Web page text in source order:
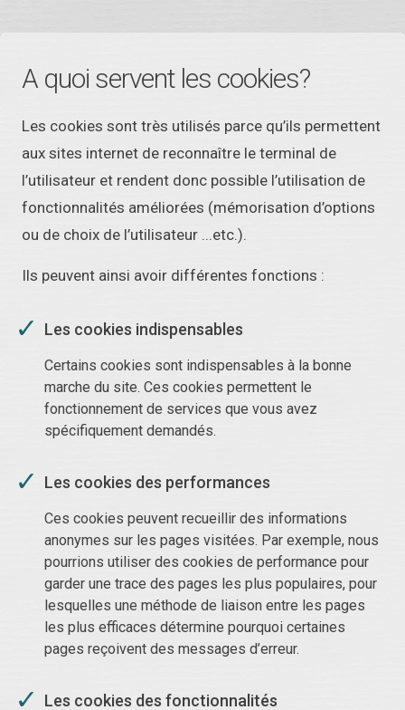
A quoi servent les cookies?
Les cookies sont très utilisés parce qu’ils permettent
aux sites internet de reconnaître le terminal de
l’utilisateur et rendent donc possible l’utilisation de
fonctionnalités améliorées (mémorisation d’options
ou de choix de l’utilisateur ...etc.).
Ils peuvent ainsi avoir différentes fonctions :
Les cookies indispensables
Certains cookies sont indispensables à la bonne
marche du site. Ces cookies permettent le
fonctionnement de services que vous avez
spécifiquement demandés.
Les cookies des performances
Ces cookies peuvent recueillir des informations
anonymes sur les pages visitées. Par exemple, nous
pourrions utiliser des cookies de performance pour
garder une trace des pages les plus populaires, pour
lesquelles une méthode de liaison entre les pages
les plus efficaces détermine pourquoi certaines
pages reçoivent des messages d’erreur.
Les cookies des fonctionnalités